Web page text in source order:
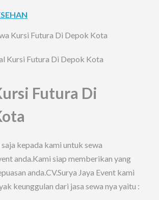
Kursi Futura Di Depok Kota
Futura Di
kepada kami untuk sewa
anda.Kami siap memberikan yang
anda.CV.Surya Jaya Event kami
keunggulan dari jasa sewa nya yaitu :